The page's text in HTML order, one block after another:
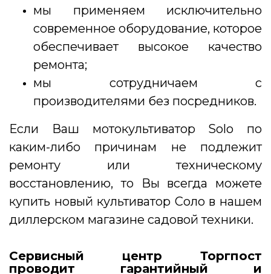
мы применяем исключительно
современное оборудование, которое
обеспечивает высокое качество
ремонта;
мы сотрудничаем с
производителями без посредников.
Если Ваш мотокультиватор Solo по
каким-либо причинам не подлежит
ремонту или техническому
восстановлению, то Вы всегда можете
купить новый культиватор Соло в нашем
диллерском магазине садовой техники.
Сервисный центр Торгпост
проводит гарантийный и